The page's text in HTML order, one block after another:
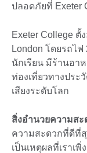
ปลอดภัยที่ Exeter
Exeter College ตั้
London โดยรถไ
นักเรียน มีร้านอา
ท่องเที่ยวทางประ
เสียงระดับโลก
สิ่งอำนวยความสะ
ความสะดวกที่ดีที่
เป็นเหตุผลที่เราเ